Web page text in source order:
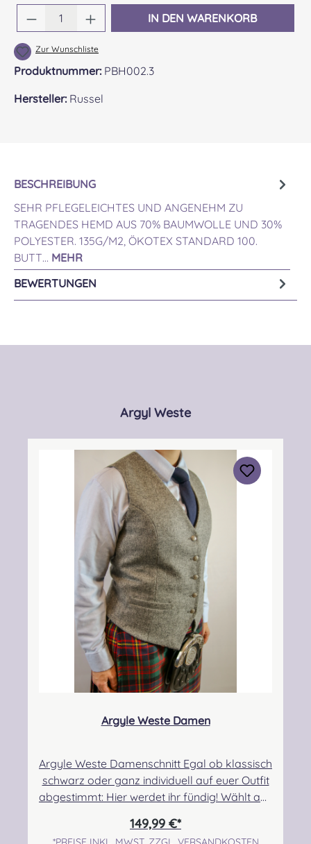
Produkt Anzahl: Gib den gewünschten
IN DEN WARENKORB
Zur Wunschliste
Produktnummer: PBH002.3
Hersteller: Russel
BESCHREIBUNG
SEHR PFLEGELEICHTES UND ANGENEHM ZU
TRAGENDES HEMD AUS 70% BAUMWOLLE UND 30%
POLYESTER. 135G/M2, ÖKOTEX STANDARD 100.
BUTT… MEHR
BEWERTUNGEN
Produktgalerie überspringen
Argyl Weste
Argyle Weste Damen
Argyle Weste Damenschnitt Egal ob klassisch
schwarz oder ganz individuell auf euer Outfit
abgestimmt: Hier werdet ihr fündig! Wählt aus
ganz individuell beraten. Wählt aus hunderten
149,99 €*